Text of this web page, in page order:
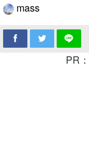
mass
PR：